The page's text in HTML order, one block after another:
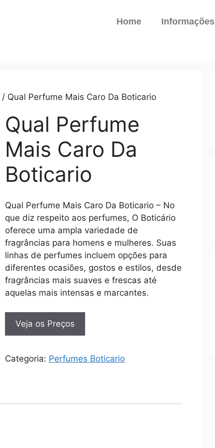
Home Informações
/ Qual Perfume Mais Caro Da Boticario
Qual Perfume
Mais Caro Da
Boticario
Qual Perfume Mais Caro Da Boticario – No
que diz respeito aos perfumes, O Boticário
oferece uma ampla variedade de
fragrâncias para homens e mulheres. Suas
linhas de perfumes incluem opções para
diferentes ocasiões, gostos e estilos, desde
fragrâncias mais suaves e frescas até
aquelas mais intensas e marcantes.
Veja os Preços
Categoria: Perfumes Boticario